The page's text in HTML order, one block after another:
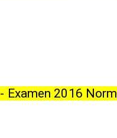
- Examen 2016